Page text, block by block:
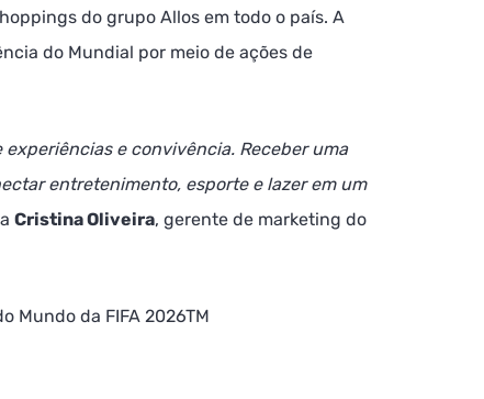
do grupo Allos em todo o país. A
do Mundial por meio de ações de
e convivência. Receber uma
entretenimento, esporte e lazer em um
Cristina Oliveira, gerente de marketing do
Mundo da FIFA 2026TM